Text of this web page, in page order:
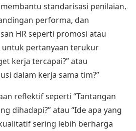
standarisasi penilaian,
performa, dan
HR seperti promosi atau
pertanyaan terukur
kerja tercapai?” atau
dalam kerja sama tim?”
reflektif seperti “Tantangan
dihadapi?” atau “Ide apa yang
sering lebih berharga